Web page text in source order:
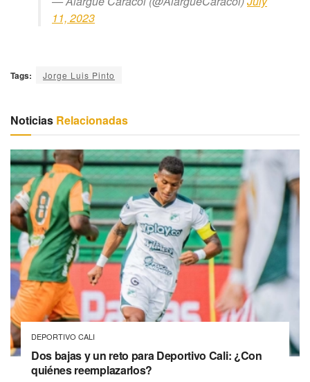
11, 2023
Tags: Jorge Luis Pinto
Noticias Relacionadas
DEPORTIVO CALI
Dos bajas y un reto para Deportivo Cali: ¿Con
quiénes reemplazarlos?